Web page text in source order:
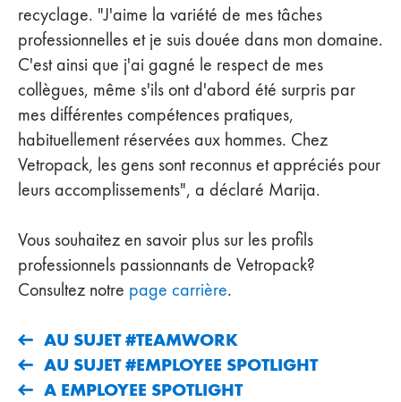
recyclage. "J'aime la variété de mes tâches
professionnelles et je suis douée dans mon domaine.
C'est ainsi que j'ai gagné le respect de mes
collègues, même s'ils ont d'abord été surpris par
mes différentes compétences pratiques,
habituellement réservées aux hommes. Chez
Vetropack, les gens sont reconnus et appréciés pour
leurs accomplissements", a déclaré Marija.
Vous souhaitez en savoir plus sur les profils
professionnels passionnants de Vetropack?
Consultez notre page carrière.
AU SUJET #TEAMWORK
AU SUJET #EMPLOYEE SPOTLIGHT
A EMPLOYEE SPOTLIGHT